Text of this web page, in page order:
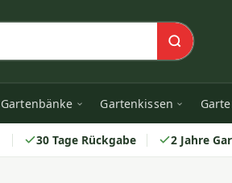
Gartenbänke Gartenkissen
30 Tage Rückgabe 2 Jahre